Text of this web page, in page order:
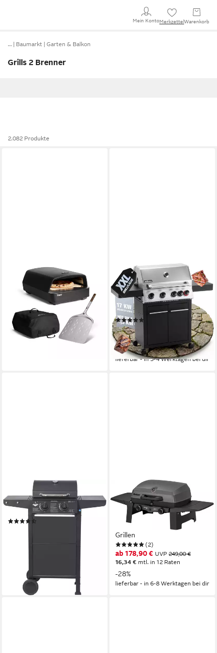
Mein KontoMerkzettel Warenkorb
… Baumarkt Garten & Balkon
Grills 2 Brenner
2.082 Produkte
BURNHARD®
Gas-Pizzaofen, TONY, 450 °C,
Tragbarer 5,9 kW Outdoor
Ofen für Pizza, Cordierit-
Pizzastein 33 cm
345,00 €
17,14 €
mtl. in 24 Raten
lieferbar - in 4-5 Werktagen bei dir
FLAMMENWERK
Gasgrill Grill 4+1 Brenner –
17kW Gesamtleistung, LED-
Beleuchtung, Hot Zone &
Seitenkochfeld + Gusseisen
Grillrost
399,99 €
19,87 €mtl. in 24 Raten
-27%
lieferbar - in 3-4 Werktagen bei dir
EL FUEGO
Gasgrill San Jose 2 Brenner,
mit gusseisernem Grillrost
129,95 €
ENDERS®
Gasgrill Urban Pro II, 2
getrennt regelbare Brenner
für direktes und indirektes
Grillen
(2)
ab 178,90 € UVP 249,00 €
16,34 € mtl. in 12 Raten
-28%
lieferbar - in 6-8 Werktagen bei dir